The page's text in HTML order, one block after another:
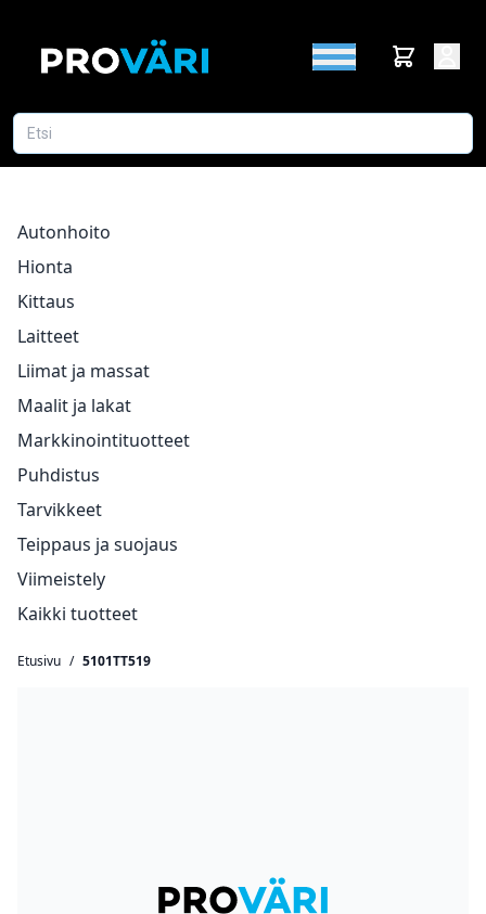
Autonhoito
Hionta
Kittaus
Laitteet
Liimat ja massat
Maalit ja lakat
Markkinointituotteet
Puhdistus
Tarvikkeet
Teippaus ja suojaus
Viimeistely
Kaikki tuotteet
Etusivu / 5101TT519